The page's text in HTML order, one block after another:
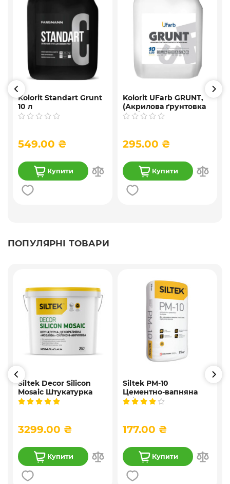
Kolorit Standart Grunt
10 л
549.00 ₴
Купити
Kolorit UFarb GRUNТ,
(Акрилова ґрунтовка
глибокого
295.00 ₴
Купити
ПОПУЛЯРНІ ТОВАРИ
Siltek Decor Silicon
Mosaic Штукатурка
мозаїчна декоративна
3299.00 ₴
Купити
Siltek PM-10
Цементно-вапняна
універсальна
177.00 ₴
Купити